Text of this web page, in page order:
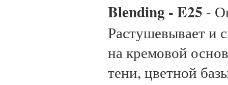
Blending - E25 -
Растушевывает и
на кремовой
тени, цветной